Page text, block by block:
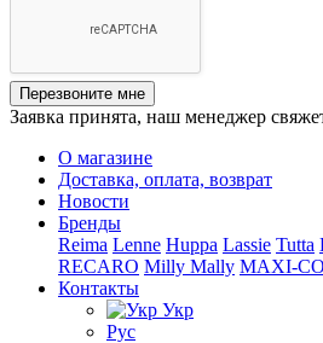
Перезвоните мне
Заявка принята, наш менеджер
О магазине
Доставка, оплата, возврат
Новости
Бренды
Reima Lenne Huppa Lassie Tutta
RECARO Milly Mally MAXI-
Контакты
Укр
Рус